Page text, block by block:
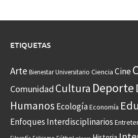
ETIQUETAS
Arte Bienestar Universitario Ciencia Cine
Comunidad Cultura Deporte
Humanos EcologíaEconomía
Enfoques Interdisciplinarios